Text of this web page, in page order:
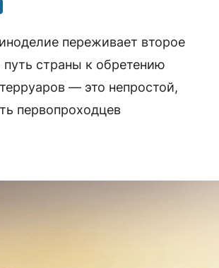
переживает второе
страны к обретению
— это непростой,
первопроходцев